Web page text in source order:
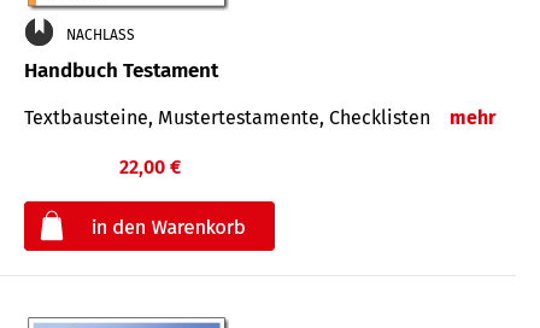
NACHLASS
Handbuch Testament
Textbausteine, Mustertestamente, Checklisten mehr
22,00 €